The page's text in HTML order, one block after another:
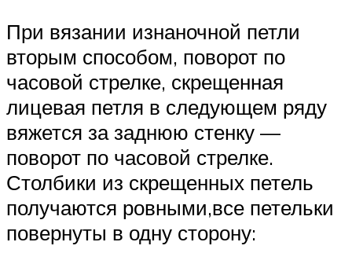
При вязании изнаночной петли
вторым способом, поворот по
часовой стрелке, скрещенная
лицевая петля в следующем ряду
вяжется за заднюю стенку —
поворот по часовой стрелке.
Столбики из скрещенных петель
получаются ровными,все петельки
повернуты в одну сторону: